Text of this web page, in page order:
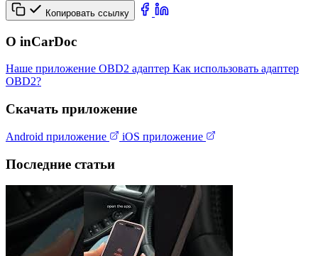
Копировать ссылку
О inCarDoc
Наше приложение OBD2 адаптер Как использовать адаптер
OBD2?
Скачать приложение
Android приложение iOS приложение
Последние статьи